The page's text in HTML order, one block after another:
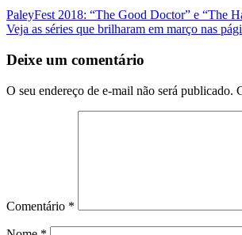
Navegação
da
Postagem
PaleyFest 2018: “The Good Doctor” e “The
Veja as séries que brilharam em março nas
Deixe um comentário
O seu endereço de e-mail não será publicado.
Comentário *